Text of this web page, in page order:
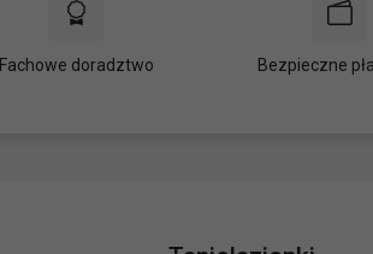
Fachowe doradztwo Bezpieczne